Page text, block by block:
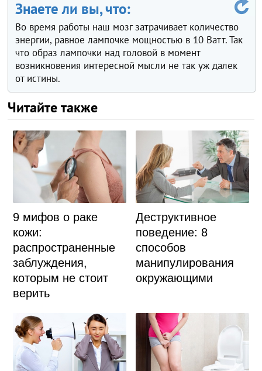
Знаете ли вы, что:
Во время работы наш мозг затрачивает количество
энергии, равное лампочке мощностью в 10 Ватт. Так
что образ лампочки над головой в момент
возникновения интересной мысли не так уж далек
от истины.
Читайте также
9 мифов о раке
кожи:
распространенные
заблуждения,
которым не стоит
верить
Деструктивное
поведение: 8
способов
манипулирования
окружающими